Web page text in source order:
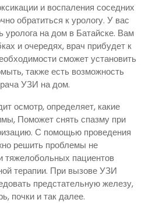
и воспаления соседних
обратиться к урологу. У вас
уролога на дом в Батайске. Вам
и очередях, врач прибудет к
сможет установить
также есть возможность
УЗИ на дом.
осмотр, определяет, какие
Поможет снять спазму при
С помощью проведения
решить проблемы не
тяжелобольных пациентов
терапии. При вызове УЗИ
предстательную железу,
почки и так далее.